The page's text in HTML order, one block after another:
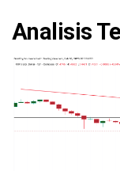
Analisis